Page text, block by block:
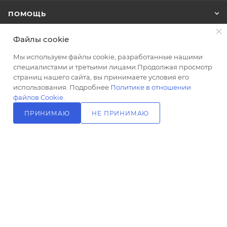
В КОРЗИНУ
черный
Ширина,
см
27
см
ПОМОЩЬ
ПОДПИСАТЬСЯ НА РАССЫЛКУ
+7 (499) 703-24-24
info@l-24.ru
125481 г. Москва, ул. Свободы, д.
Файлы cookie
Мы используем файлы cookie, разработанные нашими
специалистами и третьими лицами.Продолжая просмотр
страниц нашего сайта, вы принимаете условия его
использования. Подробнее Политике в отношении
файлов Cookie
ПРИНИМАЮ НЕ ПРИНИМАЮ